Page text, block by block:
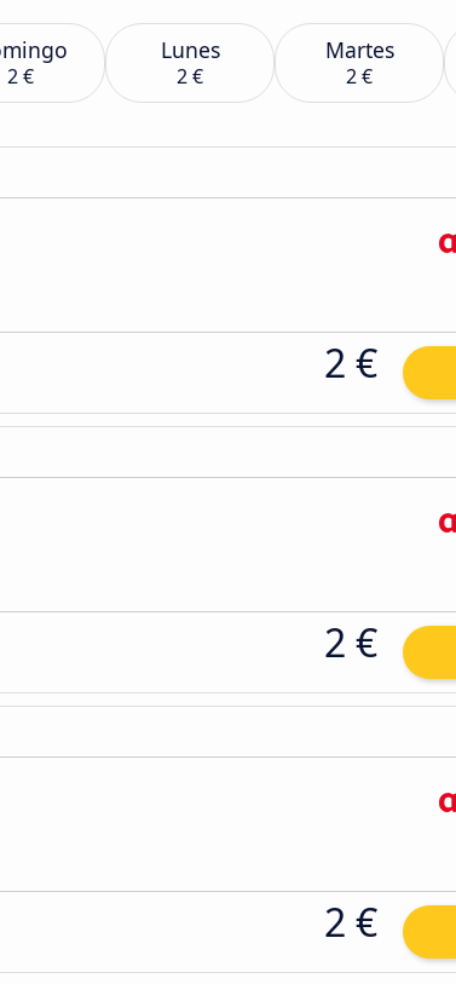
2 €
Lunes
2 €
Martes
2 €
2 €
2 €
2 €